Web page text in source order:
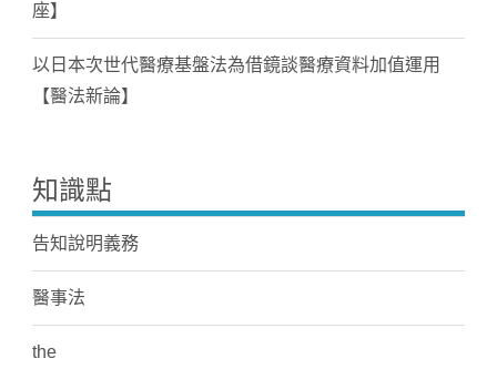
座】
以日本次世代醫療基盤法為借鏡談醫療資料加值運用
【醫法新論】
知識點
告知說明義務
醫事法
the